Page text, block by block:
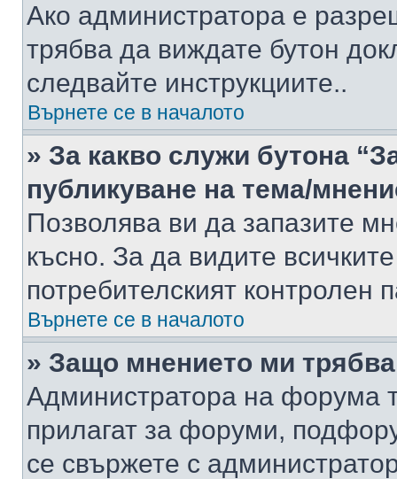
Ако администратора е
трябва да виждате бутон
следвайте инструкциите..
Върнете се в началото
» За какво служи бутона
публикуване на тема/
Позволява ви да запазите
късно. За да видите
потребителският контролен
Върнете се в началото
» Защо мнението ми
Администратора на форума
прилагат за форуми,
се свържете с